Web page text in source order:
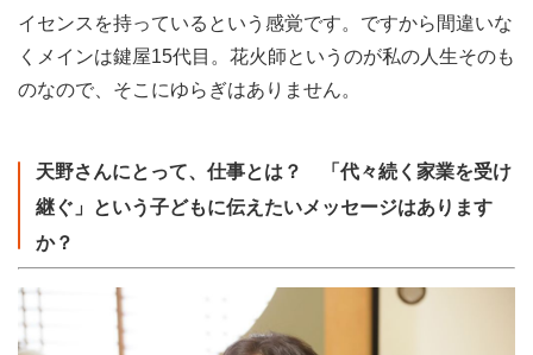
イセンスを持っているという感覚です。ですから間違いな
くメインは鍵屋15代目。花火師というのが私の人生そのも
のなので、そこにゆらぎはありません。
天野さんにとって、仕事とは？ 「代々続く家業を受け
継ぐ」という子どもに伝えたいメッセージはあります
か？